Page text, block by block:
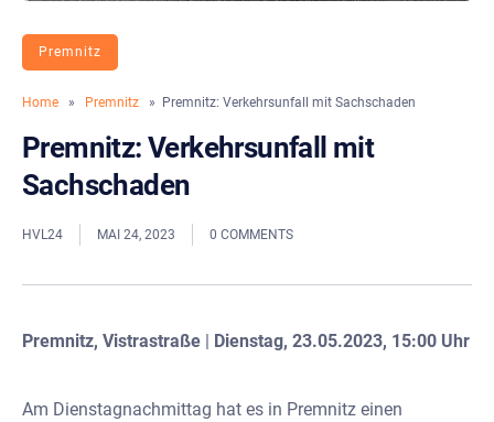
Premnitz
Home » Premnitz » Premnitz: Verkehrsunfall mit Sachschaden
Premnitz: Verkehrsunfall mit
Sachschaden
HVL24 MAI 24, 2023 0 COMMENTS
Premnitz, Vistrastraße Dienstag, 23.05.2023, 15:00 Uhr
Am Dienstagnachmittag hat es in Premnitz einen